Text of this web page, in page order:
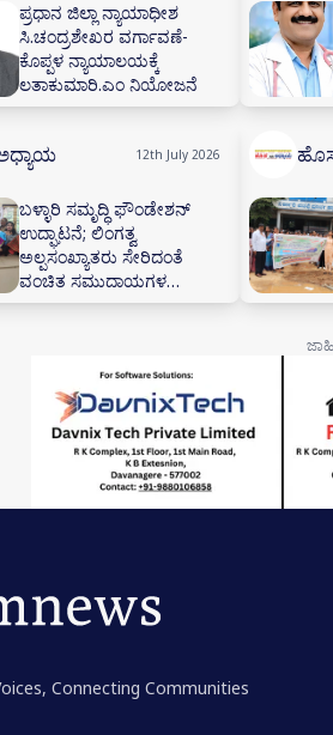
ಪ್ರಧಾನ ಜಿಲ್ಲಾ ನ್ಯಾಯಾಧೀಶ
ಸಿ.ಚಂದ್ರಶೇಖರ ವರ್ಗಾವಣೆ-
ಕೊಪ್ಪಳ ನ್ಯಾಯಾಲಯಕ್ಕೆ
ಲತಾಕುಮಾರಿ.ಎಂ ನಿಯೋಜನೆ
12th July 2026
ಬಳ್ಳಾರಿ ಸಮೃದ್ಧಿ ಫೌಂಡೇಶನ್
ಉದ್ಘಾಟನೆ; ಲಿಂಗತ್ವ
ಅಲ್ಪಸಂಖ್ಯಾತರು ಸೇರಿದಂತೆ
ವಂಚಿತ ಸಮುದಾಯಗಳ
ಸಬಲೀಕರಣಕ್ಕೆ ಸಂಕಲ್ಪ
Connecting Communities